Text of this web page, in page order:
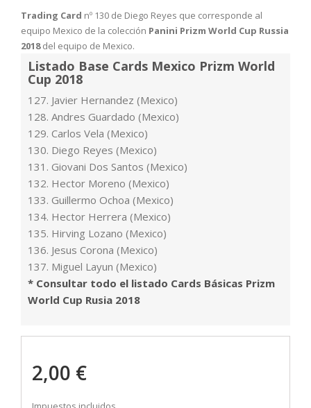
Trading Card nº 130 de Diego Reyes que corresponde al
equipo Mexico de la colección Panini Prizm World Cup Russia
2018del equipo de Mexico.
Listado Base Cards Mexico Prizm World
Cup 2018
127. Javier Hernandez (Mexico)
128. Andres Guardado (Mexico)
129. Carlos Vela (Mexico)
130. Diego Reyes (Mexico)
131. Giovani Dos Santos (Mexico)
132. Hector Moreno (Mexico)
133. Guillermo Ochoa (Mexico)
134. Hector Herrera (Mexico)
135. Hirving Lozano (Mexico)
136. Jesus Corona (Mexico)
137. Miguel Layun (Mexico)
* Consultar todo el listado Cards Básicas Prizm
World Cup Rusia 2018
2,00 €